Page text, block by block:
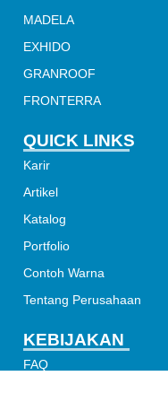
MADELA
EXHIDO
GRANROOF
FRONTERRA
QUICK LINKS
Karir
Artikel
Katalog
Portfolio
Contoh Warna
Tentang Perusahaan
KEBIJAKAN
FAQ